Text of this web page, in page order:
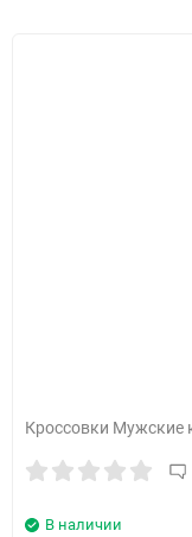
Кроссовки Мужские
В наличии